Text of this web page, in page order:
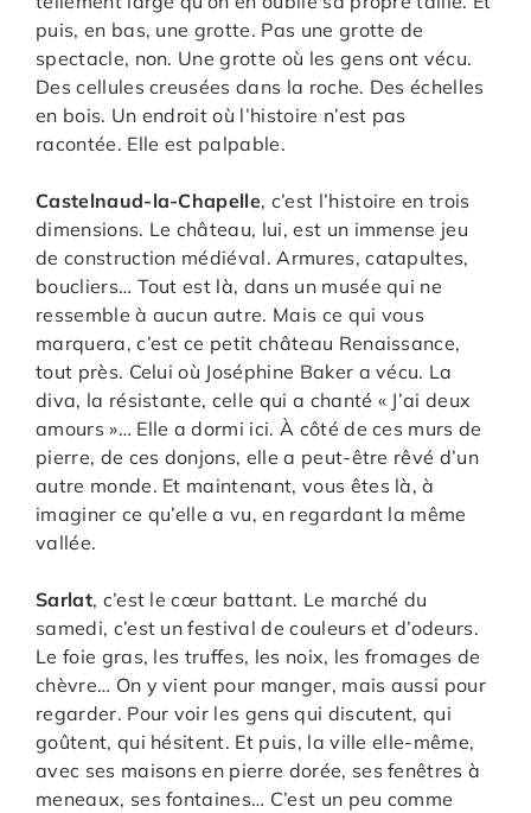
puis, en bas, une grotte. Pas une grotte de
spectacle, non. Une grotte où les gens ont vécu.
Des cellules creusées dans la roche. Des échelles
en bois. Un endroit où l’histoire n’est pas
racontée. Elle est palpable.
Castelnaud-la-Chapelle, c’est l’histoire en trois
dimensions. Le château, lui, est un immense jeu
de construction médiéval. Armures, catapultes,
boucliers… Tout est là, dans un musée qui ne
ressemble à aucun autre. Mais ce qui vous
marquera, c’est ce petit château Renaissance,
tout près. Celui où Joséphine Baker a vécu. La
diva, la résistante, celle qui a chanté « J’ai deux
amours »… Elle a dormi ici. À côté de ces murs de
pierre, de ces donjons, elle a peut-être rêvé d’un
autre monde. Et maintenant, vous êtes là, à
imaginer ce qu’elle a vu, en regardant la même
vallée.
Sarlat, c’est le cœur battant. Le marché du
samedi, c’est un festival de couleurs et d’odeurs.
Le foie gras, les truffes, les noix, les fromages de
chèvre… On y vient pour manger, mais aussi pour
regarder. Pour voir les gens qui discutent, qui
goûtent, qui hésitent. Et puis, la ville elle-même,
avec ses maisons en pierre dorée, ses fenêtres à
meneaux, ses fontaines… C’est un peu comme